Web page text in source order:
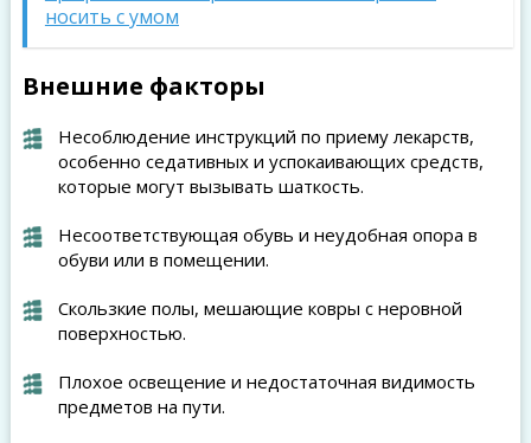
носить с умом
Внешние факторы
Несоблюдение инструкций по приему лекарств,
особенно седативных и успокаивающих средств,
которые могут вызывать шаткость.
Несоответствующая обувь и неудобная опора в
обуви или в помещении.
Скользкие полы, мешающие ковры с неровной
поверхностью.
Плохое освещение и недостаточная видимость
предметов на пути.